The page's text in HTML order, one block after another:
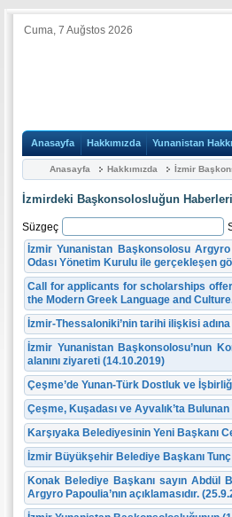
Cuma, 7 Auğstos 2026
Anasayfa Hakkımızda Yunanistan
Anasayfa Hakkımızda İzmir
İzmirdeki Başkonsolosluğun Haberleri
Süzgeç
İzmir Yunanistan Başkonsolosu Argyro
Odası Yönetim Kurulu ile gerçekleşen
Call for applicants for scholarships
the Modern Greek Language and
İzmir-Thessaloniki’nin tarihi ilişkisi
İzmir Yunanistan Başkonsolosu’nun
alanını ziyareti (14.10.2019)
Çeşme’de Yunan-Türk Dostluk ve
Çeşme, Kuşadası ve Ayvalık’ta
Karşıyaka Belediyesinin Yeni Başkanı
İzmir Büyükşehir Belediye Başkanı Tunç
Konak Belediye Başkanı sayın Abdül
Argyro Papoulia’nın açıklamasıdır.